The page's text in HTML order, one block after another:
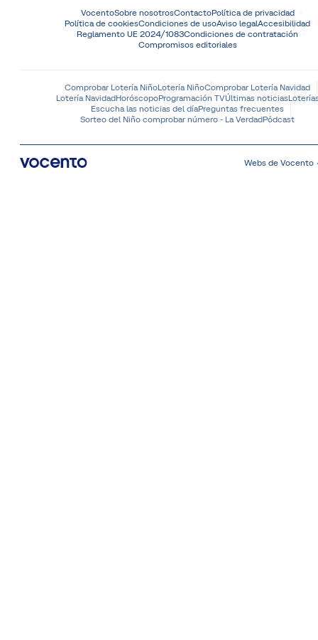
VocentoSobre nosotrosContactoPolítica de privacidad
Política de cookiesCondiciones de usoAviso legalAccesibilidad
Reglamento UE 2024/1083Condiciones de contratación
Compromisos editoriales
Comprobar Lotería NiñoLotería NiñoComprobar Lotería Navidad
Lotería NavidadHoróscopoProgramación TVÚltimas noticias
Escucha las noticias del díaPreguntas frecuentes
Sorteo del Niño comprobar número - La VerdadPódcast
Webs de Vocento